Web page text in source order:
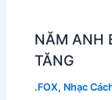
NĂM ANH
TĂNG
.FOX, Nhạc